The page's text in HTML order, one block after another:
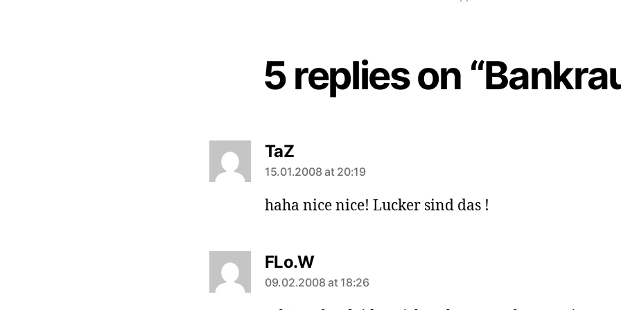
5 replies on
TaZsays:
15.01.2008 at 20:19
haha nice nice! Lucker sind das !
FLo.Wsays:
09.02.2008 at 18:26